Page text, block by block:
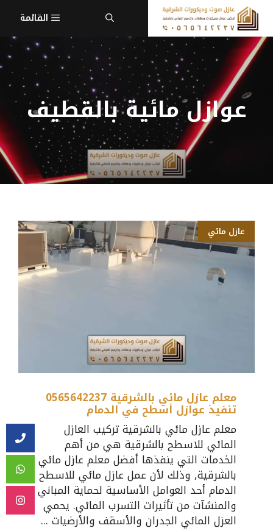
انتقل
إلى
المحتوى
القائمة
عوازل مائية بالقطيف
عازل مائي
معلم عازل مائي بالشرقية 0565642237
تنفيذ عوازل أسطح في الدمام
معلم عازل مائي بالشرقية تركيب العازل
المائي للاسطح بالشرقية هي من أهم
الخدمات التي ينفذها أفضل معلم عازل مائي
بالشرقية, وذلك لأن عمل عازل مائي للاسطح
الدمام أحد العوامل الأساسية لحماية المباني
والمنشآت من تأثيرات التسرب المائي. يحمي
العزل المائي الجدران والأسقف والأرضيات ...